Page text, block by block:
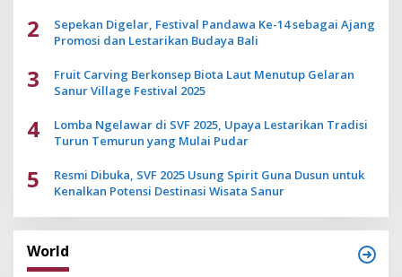
2
Sepekan Digelar, Festival Pandawa Ke-14 sebagai Ajang
Promosi dan Lestarikan Budaya Bali
3
Fruit Carving Berkonsep Biota Laut Menutup Gelaran
Sanur Village Festival 2025
4
Lomba Ngelawar di SVF 2025, Upaya Lestarikan Tradisi
Turun Temurun yang Mulai Pudar
5
Resmi Dibuka, SVF 2025 Usung Spirit Guna Dusun untuk
Kenalkan Potensi Destinasi Wisata Sanur
World